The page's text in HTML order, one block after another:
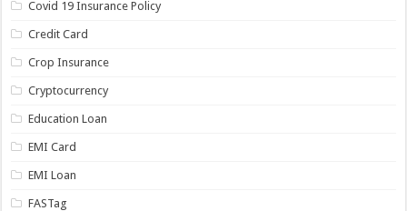
Covid 19 Insurance Policy
Credit Card
Crop Insurance
Cryptocurrency
Education Loan
EMI Card
EMI Loan
FASTag